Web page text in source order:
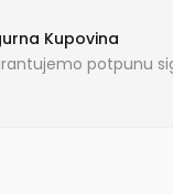
Kupovina
potpunu